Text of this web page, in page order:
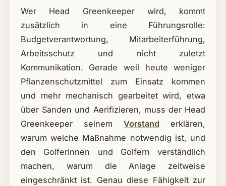
Wer Head Greenkeeper wird, kommt
zusätzlich in eine Führungsrolle:
Budgetverantwortung, Mitarbeiterführung,
Arbeitsschutz und nicht zuletzt
Kommunikation. Gerade weil heute weniger
Pflanzenschutzmittel zum Einsatz kommen
und mehr mechanisch gearbeitet wird, etwa
über Sanden und Aerifizieren, muss der Head
Greenkeeper seinemVorstand erklären,
warum welche Maßnahme notwendig ist, und
den Golferinnen und Golfern verständlich
machen, warum die Anlage zeitweise
eingeschränkt ist. Genau diese Fähigkeit zur